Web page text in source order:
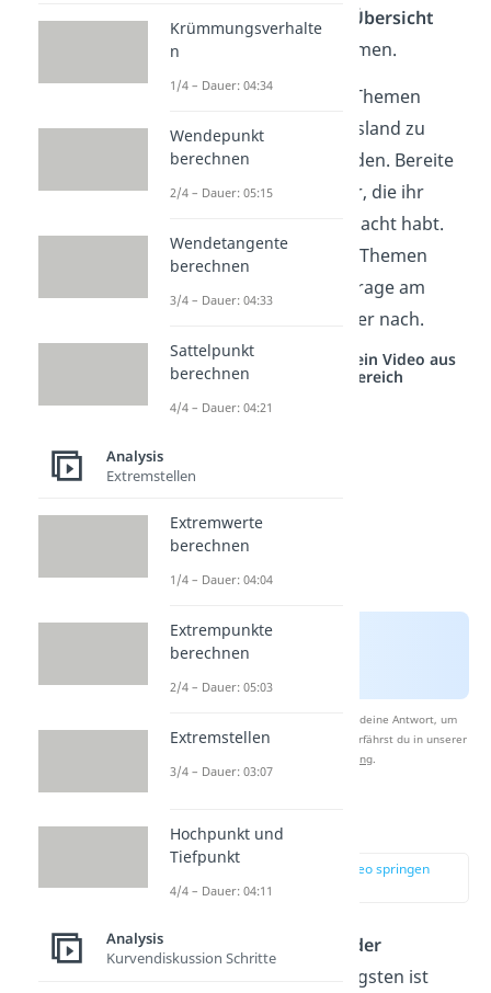
Absatz findest du eine
Übersicht
über alle wichtigen Themen.
Wichtig:Die einzelnen Themen
können sich von Bundesland zu
Bundesland unterscheiden. Bereite
dich auf die Themen vor, die ihr
auch im Unterricht gemacht habt.
Wenn du bei einem der Themen
nicht sicher bist, dann frage am
besten bei deinem Lehrer nach.
Studyflix vernetzt: Hier ein Video aus
einem anderen Bereich
Nach Beantwortung speichern wir deine Antwort, um
Studyflix zu verbessern. Mehr dazu erfährst du in unserer
Datenschutzerklärung.
Analysis
zur Stelle im Video springen
(00:36)
Analysis
„Lehre der
. Am wichtigsten ist
Krümmungsverhalte
n
1/4 – Dauer: 04:34
Wendepunkt
berechnen
2/4 – Dauer: 05:15
Wendetangente
berechnen
3/4 – Dauer: 04:33
Sattelpunkt
berechnen
4/4 – Dauer: 04:21
Analysis
Extremstellen
Extremwerte
berechnen
1/4 – Dauer: 04:04
Extrempunkte
berechnen
2/4 – Dauer: 05:03
Extremstellen
3/4 – Dauer: 03:07
Hochpunkt und
Tiefpunkt
4/4 – Dauer: 04:11
Analysis
Kurvendiskussion Schritte